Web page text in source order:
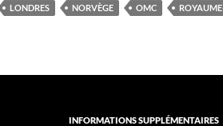
LONDRES NORVÈGE OMC
INFORMATIONS SUPPLÉMENTAIRES